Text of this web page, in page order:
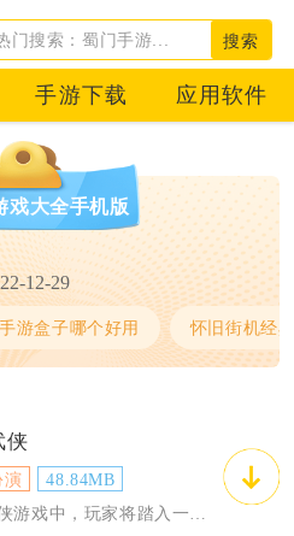
搜索
手游下载 应用软件
戏大全手机版
12-29
手游盒子哪个好用 怀旧街机经
侠
演
48.84MB
格斗武侠游戏中，玩家将踏入一个广